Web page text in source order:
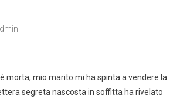
morta, mio marito mi ha spinta a vendere la
segreta nascosta in soffitta ha rivelato